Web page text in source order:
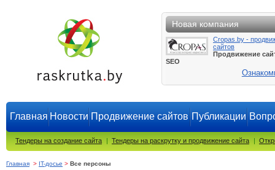
Новая компания
Cropas.by -
сайтов
Продвижение
SEO
Главная Новости Продвижение сайтов Публикации
Тендеры на создание сайта | Тендеры на раскрутку и продвижение сайта |
Главная > IT-досье > Все персоны